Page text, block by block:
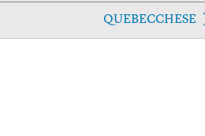
QUEBECCHESE